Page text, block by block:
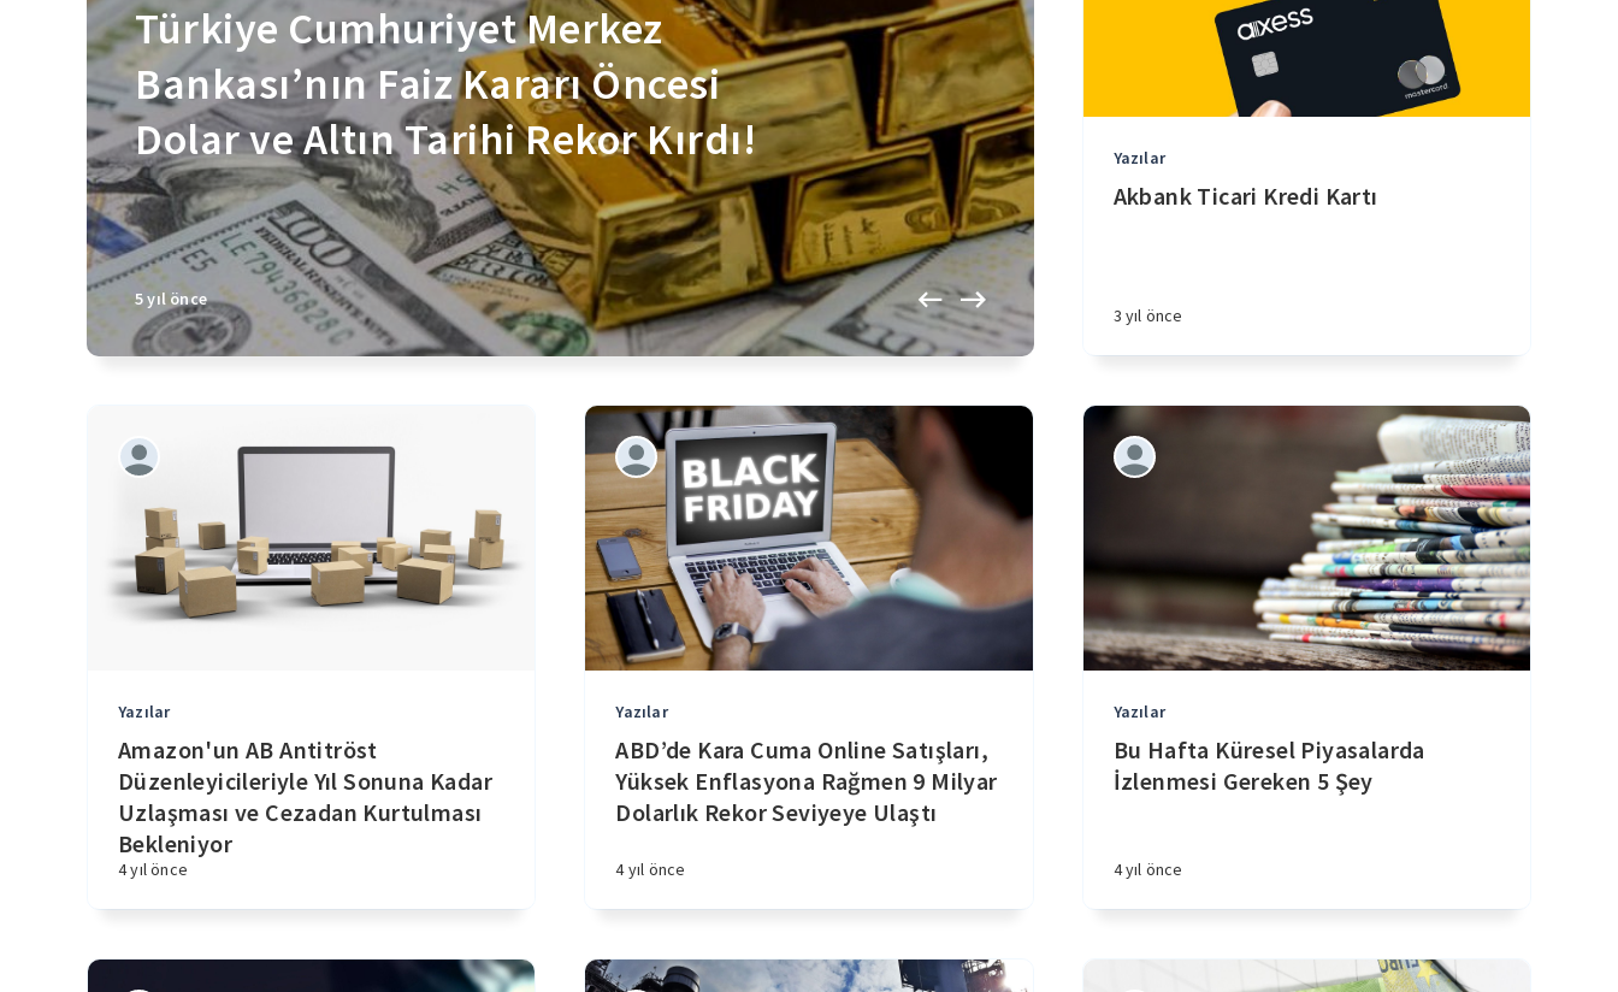
Türkiye Cumhuriyet Merkez
Bankası’nın Faiz Kararı Öncesi
Dolar ve Altın Tarihi Rekor Kırdı!
5 yıl önce
Bitcoin mi Altın mı ?
Yazılar
Akbank Ticari Kredi Kartı
3 yıl önce
Yazılar
Amazon'un AB Antitröst
Düzenleyicileriyle Yıl Sonuna Kadar
Uzlaşması ve Cezadan Kurtulması
Bekleniyor
4 yıl önce
Yazılar
ABD’de Kara Cuma Online Satışları,
Yüksek Enflasyona Rağmen 9 Milyar
Dolarlık Rekor Seviyeye Ulaştı
4 yıl önce
Yazılar
Bu Hafta Küresel Piyasalarda
İzlenmesi Gereken 5 Şey
4 yıl önce